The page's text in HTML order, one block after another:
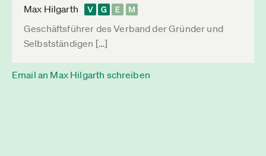
Max Hilgarth
Geschäftsführer des Verband der Gründer und
Selbstständigen […]
Email an Max Hilgarth schreiben